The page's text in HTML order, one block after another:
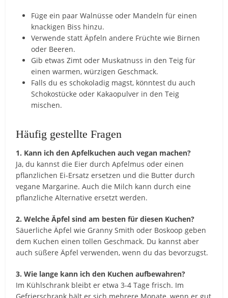
Füge ein paar Walnüsse oder Mandeln für einen
knackigen Biss hinzu.
Verwende statt Äpfeln andere Früchte wie Birnen
oder Beeren.
Gib etwas Zimt oder Muskatnuss in den Teig für
einen warmen, würzigen Geschmack.
Falls du es schokoladig magst, könntest du auch
Schokostücke oder Kakaopulver in den Teig
mischen.
Häufig gestellte Fragen
1. Kann ich den Apfelkuchen auch vegan machen?
Ja, du kannst die Eier durch Apfelmus oder einen
pflanzlichen Ei-Ersatz ersetzen und die Butter durch
vegane Margarine. Auch die Milch kann durch eine
pflanzliche Alternative ersetzt werden.
2. Welche Äpfel sind am besten für diesen Kuchen?
Säuerliche Äpfel wie Granny Smith oder Boskoop geben
dem Kuchen einen tollen Geschmack. Du kannst aber
auch süßere Äpfel verwenden, wenn du das bevorzugst.
3. Wie lange kann ich den Kuchen aufbewahren?
Im Kühlschrank bleibt er etwa 3-4 Tage frisch. Im